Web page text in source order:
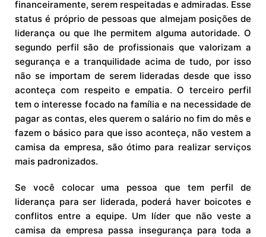
financeiramente, serem respeitadas e admiradas. Esse
status é próprio de pessoas que almejam posições de
liderança ou que lhe permitem alguma autoridade. O
segundo perfil são de profissionais que valorizam a
segurança e a tranquilidade acima de tudo, por isso
não se importam de serem lideradas desde que isso
aconteça com respeito e empatia. O terceiro perfil
tem o interesse focado na família e na necessidade de
pagar as contas, eles querem o salário no fim do mês e
fazem o básico para que isso aconteça, não vestem a
camisa da empresa, são ótimo para realizar serviços
mais padronizados.
Se você colocar uma pessoa que tem perfil de
liderança para ser liderada, poderá haver boicotes e
conflitos entre a equipe. Um líder que não veste a
camisa da empresa passa insegurança para toda a